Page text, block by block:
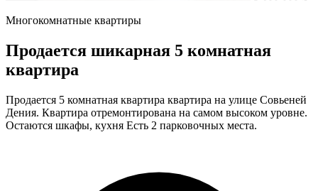
Многокомнатные квартиры
Продается шикарная 5 комнатная
квартира
Продается 5 комнатная квартира квартира на улице Совьеней
Дения. Квартира отремонтирована на самом высоком уровне.
Остаются шкафы, кухня Есть 2 парковочных места.